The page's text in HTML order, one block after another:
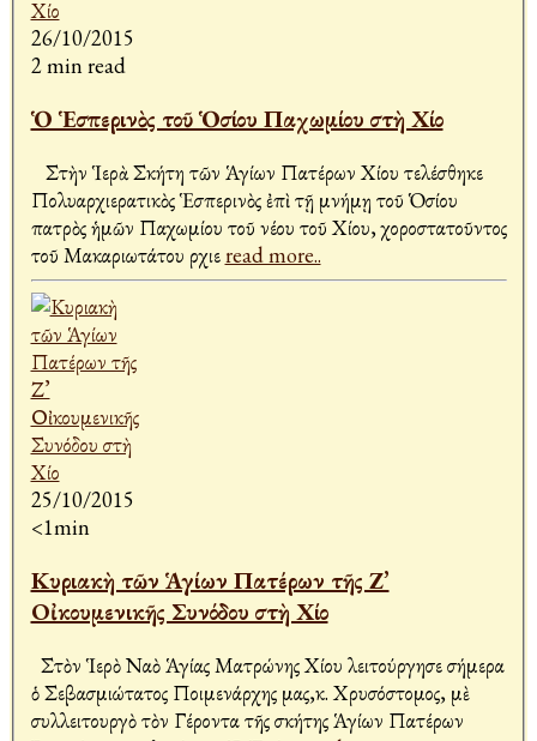
26/10/2015
2 min read
Ὁ Ἑσπερινὸς τοῦ Ὁσίου Παχωμίου στὴ Χίο
Στὴν Ἱερὰ Σκήτη τῶν Ἁγίων Πατέρων Χίου τελέσθηκε
Πολυαρχιερατικὸς Ἑσπερινὸς ἐπὶ τῇ μνήμῃ τοῦ Ὁσίου
πατρὸς ἡμῶν Παχωμίου τοῦ νέου τοῦ Χίου, χοροστατοῦντος
τοῦ Μακαριωτάτου Ἀρχιεread more..
25/10/2015
<1min
Κυριακὴ τῶν Ἁγίων Πατέρων τῆς Ζ’
Οἰκουμενικῆς Συνόδου στὴ Χίο
Στὸν Ἱερὸ Ναὸ Ἁγίας Ματρώνης Χίου λειτούργησε σήμερα
ὁ Σεβασμιώτατος Ποιμενάρχης μας,κ. Χρυσόστομος, μὲ
συλλειτουργὸ τὸν Γέροντα τῆς σκήτης Ἁγίων Πατέρων